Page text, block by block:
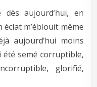
aujourd’hui, en
m’éblouit même
aujourd’hui moins
été semé corruptible,
glorifié,